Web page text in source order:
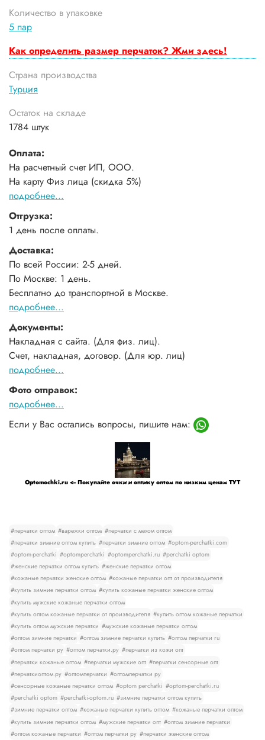
Количество в упаковке
5 пар
Как определить размер перчаток? Жми здесь!
Страна производства
Турция
Остаток на складе
1784 штук
Оплата:
На расчетный счет ИП, ООО.
На карту Физ лица (скидка 5%)
подробнее...
Отгрузка:
1 день после оплаты.
Доставка:
По всей России: 2-5 дней.
По Москве: 1 день.
Бесплатно до транспортной в Москве.
подробнее...
Документы:
Накладная с сайта. (Для физ. лиц).
Счет, накладная, договор. (Для юр. лиц)
подробнее...
Фото отправок:
подробнее...
Если у Вас остались вопросы, пишите нам:
Optomochki.ru <-- Покупайте очки и оптику оптом по низким ценам ТУТ
#перчатки оптом #варежки оптом #перчатки с мехом оптом
#перчатки зимние оптом купить #перчатки зимние оптом #optom-perchatki.com
#optom-perchatki #optomperchatki #optomperchatki.ru #perchatki optom
#женские перчатки оптом купить #женские перчатки оптом
#кожаные перчатки женские оптом #кожаные перчатки опт от производителя
#купить зимние перчатки оптом #купить кожаные перчатки женские оптом
#купить мужские кожаные перчатки оптом
#купить оптом кожаные перчатки от производителя #купить оптом кожаные перчатки
#купить оптом мужские перчатки #мужские кожаные перчатки оптом
#оптом зимние перчатки #оптом зимние перчатки купить #оптом перчатки ru
#оптом перчатки ру #оптом перчатки.ру #перчатки из кожи опт
#перчатки кожаные оптом #перчатки мужские опт #перчатки сенсорные опт
#перчаткиоптом.ру #оптомперчатки #оптомперчатки ру
#сенсорные кожаные перчатки оптом #optom perchatki #optom-perchatki.ru
#perchatki optom #perchatki-optom.ru #зимние перчатки оптом купить
#зимние перчатки оптом #кожаные перчатки купить оптом #кожаные перчатки оптом
#купить зимние перчатки оптом #мужские перчатки опт #оптом зимние перчатки
#оптом кожаные перчатки #оптом перчатки ру #перчатки женские оптом